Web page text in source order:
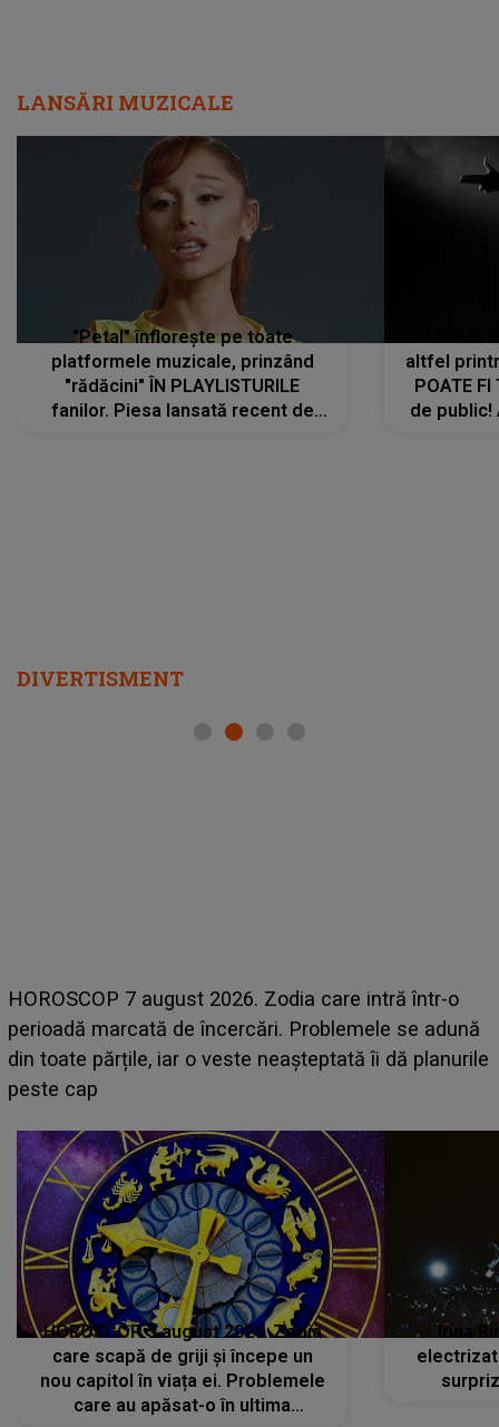
LANSĂRI MUZICALE
"Petal" înflorește pe toate
platformele muzicale, prinzând
"rădăcini" ÎN PLAYLISTURILE
fanilor. Piesa lansată recent de
altfel
POATE FI
de public!
DIVERTISMENT
HOROSCOP 7 august 2026. Zodia care intră într-o
perioadă marcată de încercări. Problemele se adună
din toate părțile, iar o veste neașteptată îi dă planurile
peste cap
HOROSCOP 5 august 2026. Zodia
care scapă de griji și începe un
nou capitol în viața ei. Problemele
care au apăsat-o în ultima
Irina